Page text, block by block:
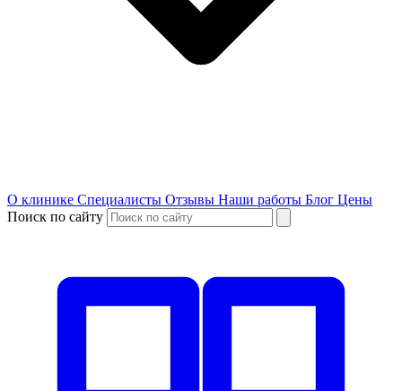
О клинике Специалисты Отзывы Наши работы Блог Цены
Поиск по сайту